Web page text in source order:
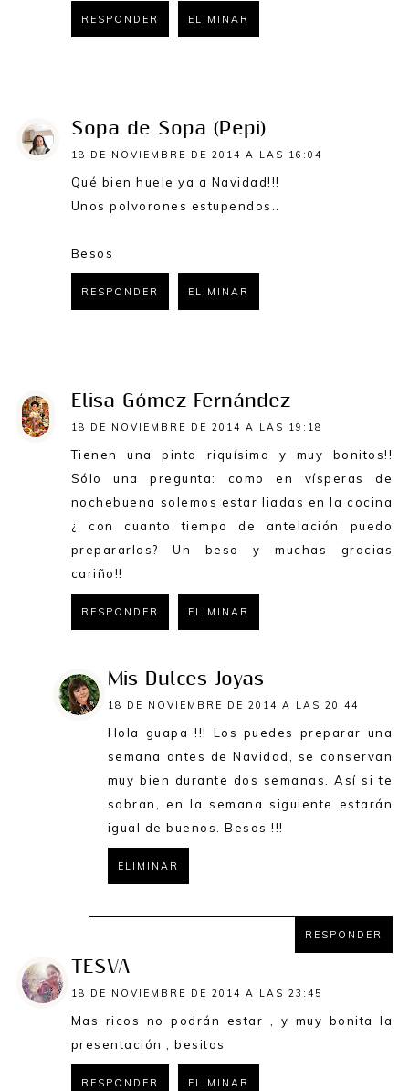
RESPONDER ELIMINAR
Sopa de Sopa (Pepi)
18 DE NOVIEMBRE DE 2014 A LAS 16:04
Qué bien huele ya a Navidad!!!
Unos polvorones estupendos..
Besos
RESPONDER ELIMINAR
Elisa Gómez Fernández
18 DE NOVIEMBRE DE 2014 A LAS 19:18
Tienen una pinta riquísima y muy bonitos!!
Sólo una pregunta: como en vísperas de
nochebuena solemos estar liadas en la cocina
¿ con cuanto tiempo de antelación puedo
prepararlos? Un beso y muchas gracias
cariño!!
RESPONDER ELIMINAR
Mis Dulces Joyas
18 DE NOVIEMBRE DE 2014 A LAS 20:44
Hola guapa !!! Los puedes preparar una
semana antes de Navidad, se conservan
muy bien durante dos semanas. Así si te
sobran, en la semana siguiente estarán
igual de buenos. Besos !!!
ELIMINAR
RESPONDER
TESVA
18 DE NOVIEMBRE DE 2014 A LAS 23:45
Mas ricos no podrán estar , y muy bonita la
presentación , besitos
RESPONDER ELIMINAR